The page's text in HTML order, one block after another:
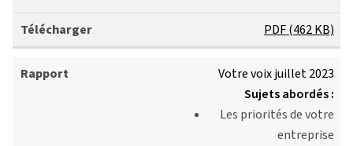
PDF (462 KB)
Votre voix juillet 2023
Sujets abordés :
Les priorités de votre
entreprise